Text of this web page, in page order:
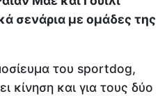
σενάρια με ομάδες της
του sportdog,
κίνηση και για τους δύο